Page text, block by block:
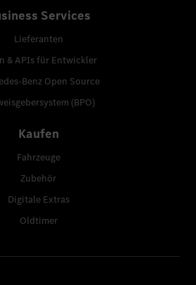
Services
Lieferanten
& APIs für Entwickler
Benz Open Source
(BPO)
Kaufen
Fahrzeuge
Zubehör
Digitale Extras
Oldtimer